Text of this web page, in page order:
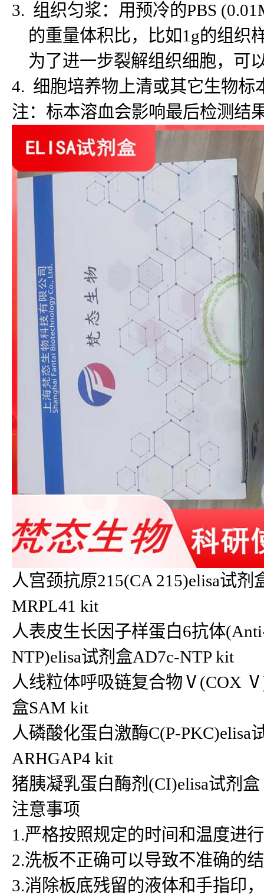
3. 组织匀浆：用预冷的PBS
的重量体积比，比如1g的组织
为了进一步裂解组织细胞，可
4. 细胞培养物上清或其它生物
注：标本溶血会影响最后检测结
人宫颈抗原215(CA 215)elisa试
MRPL41 kit
人表皮生长因子样蛋白6抗体
NTP)elisa试剂盒AD7c-NTP kit
人线粒体呼吸链复合物Ⅴ(COX
盒SAM kit
人磷酸化蛋白激酶C(P-PKC)elisa
ARHGAP4 kit
猪胰凝乳蛋白酶剂(CI)elisa试剂盒
注意事项
1.严格按照规定的时间和温度进
2.洗板不正确可以导致不准确的
3.消除板底残留的液体和手指印